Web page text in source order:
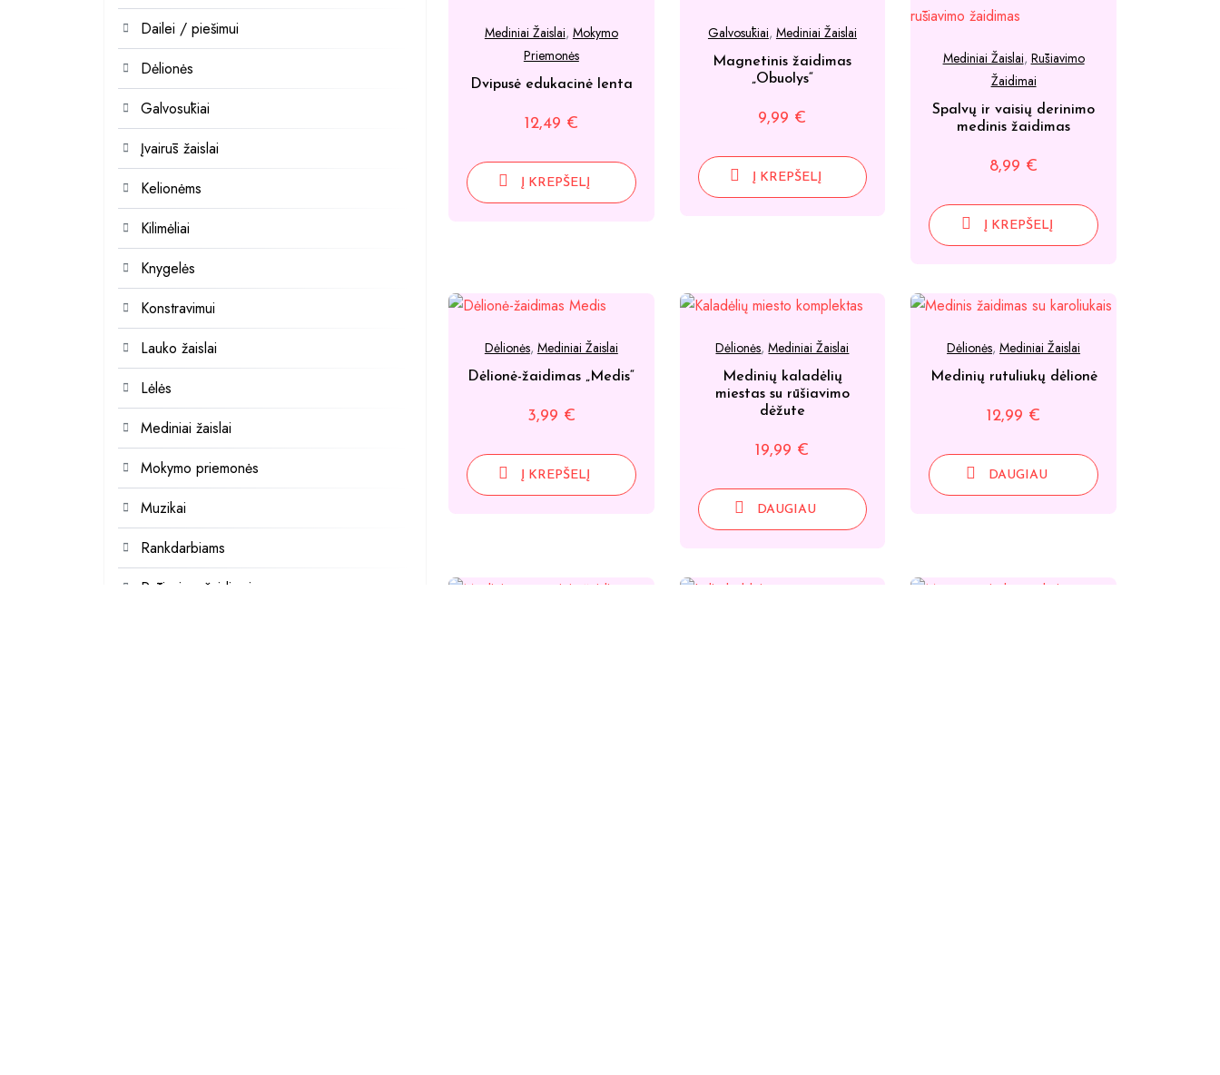
Mediniai Žaislai, Mokymo
Priemonės
Dvipusė edukacinė lenta
12,49 €
Į KREPŠELĮ
Galvosūkiai, Mediniai Žaislai
Magnetinis žaidimas
„Obuolys“
9,99 €
Į KREPŠELĮ
Mediniai Žaislai, Rūšiavimo
Žaidimai
Spalvų ir vaisių derinimo
medinis žaidimas
8,99 €
Į KREPŠELĮ
Dėlionės, Mediniai Žaislai
Dėlionė-žaidimas „Medis“
3,99 €
Į KREPŠELĮ
Dėlionės,Mediniai Žaislai
Medinių kaladėlių
miestas su rūšiavimo
dėžute
19,99 €
DAUGIAU
Dėlionės,Mediniai Žaislai
Medinių rutuliukų dėlionė
12,99 €
DAUGIAU
Dailei / piešimui
Dėlionės
Galvosūkiai
Įvairūs žaislai
Kelionėms
Kilimėliai
Knygelės
Konstravimui
Lauko žaislai
Lėlės
Mediniai žaislai
Mokymo priemonės
Muzikai
Rankdarbiams
Rūšiavimo žaidimai